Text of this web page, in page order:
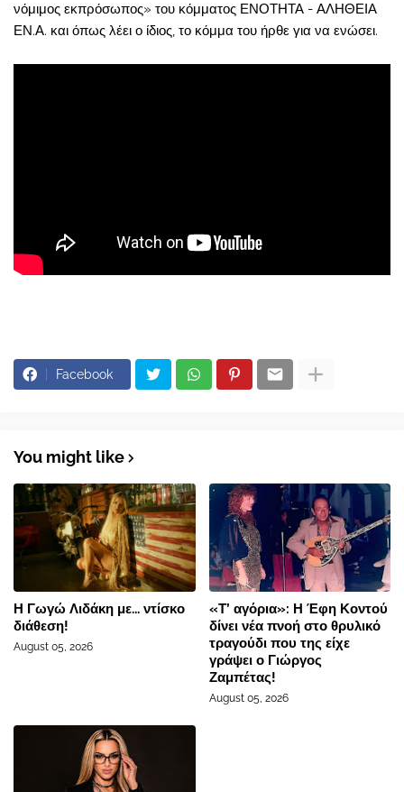
νόμιμος εκπρόσωπος» του κόμματος ΕΝΟΤΗΤΑ - ΑΛΗΘΕΙΑ
ΕΝ.Α. και όπως λέει ο ίδιος, το κόμμα του ήρθε για να ενώσει.
Facebook
You might like
Η Γωγώ Λιδάκη με... ντίσκο
διάθεση!
August 05, 2026
«Τ’ αγόρια»: Η Έφη Κοντού
δίνει νέα πνοή στο θρυλικό
τραγούδι που της είχε
γράψει ο Γιώργος
Ζαμπέτας!
August 05, 2026